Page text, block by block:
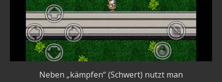
Neben „kämpfen“ (Schwert) nutzt man